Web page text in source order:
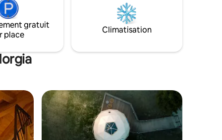
mais
et la
Roccamandolfi… Tous facilement
gratuit
place
Climatisation